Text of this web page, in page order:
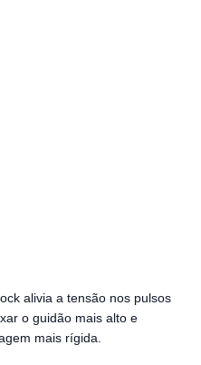
alivia a tensão nos pulsos
o guidão mais alto e
mais rígida.